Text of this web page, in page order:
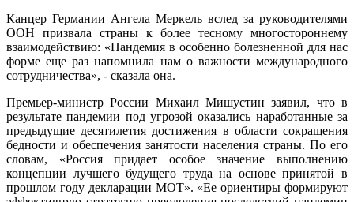
Канцер Германии Ангела Меркель вслед за руководителями
ООН призвала страны к более тесному многостороннему
взаимодействию: «Пандемия в особенно болезненной для нас
форме еще раз напомнила нам о важности международного
сотрудничества», - сказала она.
Премьер-министр России Михаил Мишустин заявил, что в
результате пандемии под угрозой оказались наработанные за
предыдущие десятилетия достижения в области сокращения
бедности и обеспечения занятости населения страны. По его
словам, «Россия придает особое значение выполнению
концепции лучшего будущего труда на основе принятой в
прошлом году декларации МОТ». «Ее ориентиры формируют